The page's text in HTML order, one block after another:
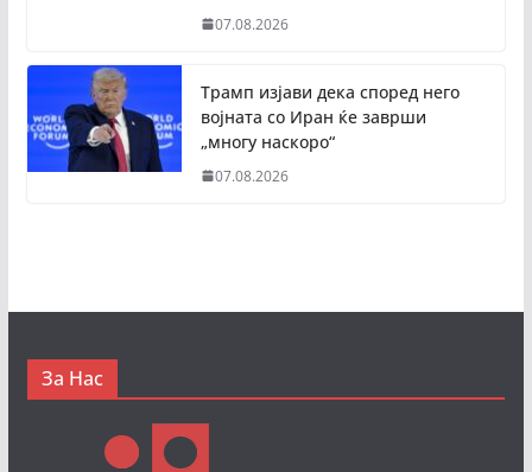
07.08.2026
Трамп изјави дека според него
војната со Иран ќе заврши
„многу наскоро“
07.08.2026
За Нас